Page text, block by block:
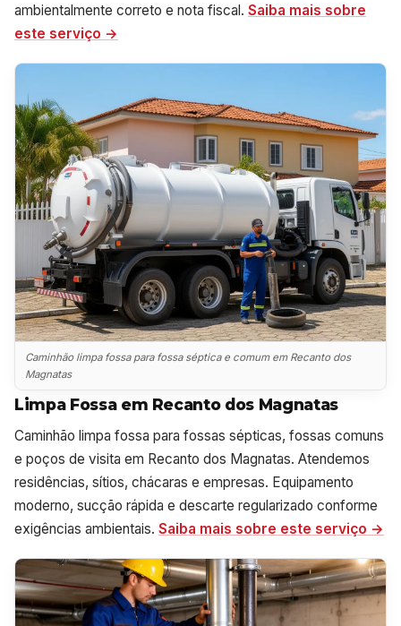
ambientalmente correto e nota fiscal. Saiba mais sobre
este serviço →
Caminhão limpa fossa para fossa séptica e comum em Recanto dos
Magnatas
Limpa Fossa em Recanto dos Magnatas
Caminhão limpa fossa para fossas sépticas, fossas comuns
e poços de visita em Recanto dos Magnatas. Atendemos
residências, sítios, chácaras e empresas. Equipamento
moderno, sucção rápida e descarte regularizado conforme
exigências ambientais. Saiba mais sobre este serviço →